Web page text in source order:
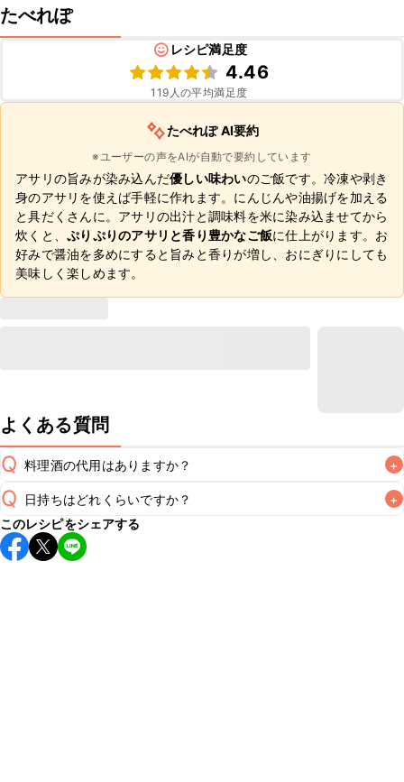
たべれぽ
レシピ満足度
4.46
119 人の平均満足度
たべれぽ AI要約
※ユーザーの声をAIが自動で要約しています
アサリの旨みが染み込んだ優しい味わいのご飯です。冷凍や剥き
身のアサリを使えば手軽に作れます。にんじんや油揚げを加える
と具だくさんに。アサリの出汁と調味料を米に染み込ませてから
炊くと、 ぷりぷりのアサリと香り豊かなご飯に仕上がります。お
好みで醤油を多めにすると旨みと香りが増し、おにぎりにしても
美味しく楽しめます。
よくある質問
Q 料理酒の代用はありますか？ +
A
Q 日持ちはどれくらいですか？ +
保存期間は冷蔵で当日中が目安です。なるべくお早めにお召
し上がりください。
このレシピをシェアする